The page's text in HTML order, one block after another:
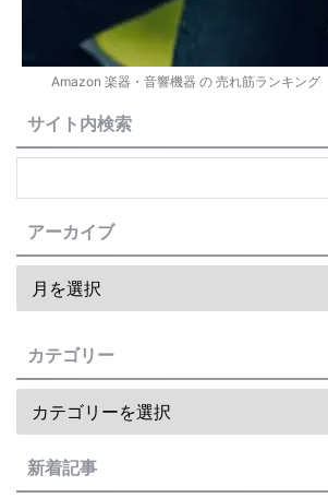
Amazon 楽器・音響機器 の 売れ筋ランキング
サイト内検索
アーカイブ
カテゴリー
新着記事